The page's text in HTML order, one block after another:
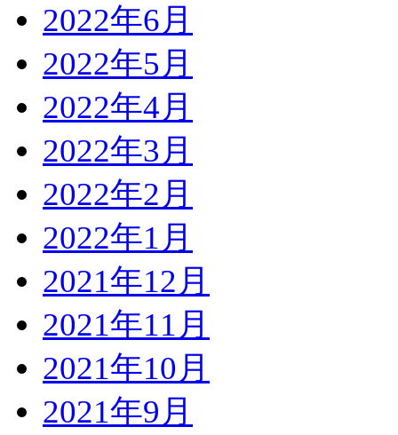
2022年6月
2022年5月
2022年4月
2022年3月
2022年2月
2022年1月
2021年12月
2021年11月
2021年10月
2021年9月